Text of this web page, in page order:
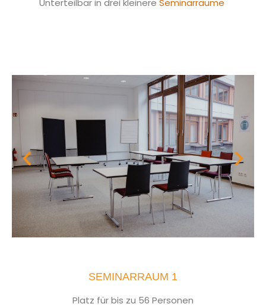
Unterteilbar in drei kleinere Seminarräume
SEMINARRAUM 1
Platz für bis zu 56 Personen